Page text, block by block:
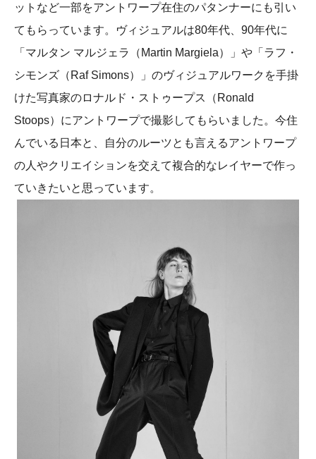
ットなど一部をアントワープ在住のパタンナーにも引い
てもらっています。ヴィジュアルは80年代、90年代に
「マルタン マルジェラ（Martin Margiela）」や「ラフ・
シモンズ（Raf Simons）」のヴィジュアルワークを手掛
けた写真家のロナルド・ストゥープス（Ronald
Stoops）にアントワープで撮影してもらいました。今住
んでいる日本と、自分のルーツとも言えるアントワープ
の人やクリエイションを交えて複合的なレイヤーで作っ
ていきたいと思っています。